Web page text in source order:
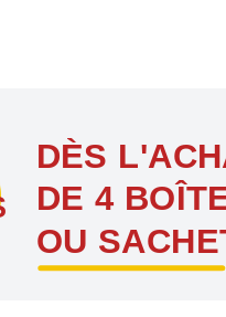
DÈS
DE 4
OU